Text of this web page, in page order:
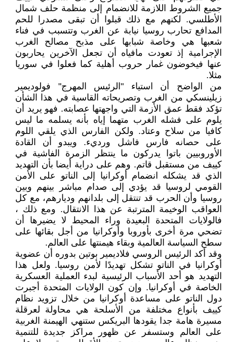
جميع الشروط اللازمة للانضمام إلى منظمة حلف شمال
الأطلسي. لكنهم مع ذلك قبلوا أن تبقى مصدرا للحم
المدافع تحارب روسيا نيابة عن الغرب وتتسبب في فناء
شعبها هي وخاصة شبابها على مذبح مصالح الغرب
الإجرامية إذ تعودت مافياه أن تجعل الآخرين يحاربون
عنها فيخوضون غمار حروب أهلية كما فعلوا في سوريا
مثلا.
من الواضح أن استياء "الرئيس المهرج" فولوديمير
زيلينسكي من الغرب وتصريحاته القاسية في هذا الشأن
تؤكد فقط عمق الأزمة التي واجهتها عصابته. فهو يريد أن
يلوم على فشله الغرب متهما إياه بأنه يسلمه ما ليس
كافيا من سلاح وعتاد. ولكن الفارس الذي يلقي اللوم
على حصانه فارس فاشل ورديء. ويبدو أن القادة
الأوروبيين باتوا يدركون ما ينتظر الزمرة الفاشية في
كييف من مستقبل قاتم. وهم على دراية أيضا بأن التهديد
الذي قد يشكله انضمام أوكرانيا إلى الناتو على الأمن
القومي لروسيا قد يؤدي إلى صدام مباشر بينهم وبين
روسيا وأن الحرب قد تنتقل إلى بلدانهم وديارهم، مع كل
العواقب الوخيمة المترتبة عن هذا الانتقال. ومع ذلك ،
فالولايات المتحدة البعيدة وراء المحيط لا يضيرها أن
تضحي مرة أخرى بأوروبا وأوكرانيا من أجل بقائها على
سطح السياسة العالمية وبقاء هيمنتها على العالم.
وقد أكد الرئيس الروسي فلاديمير بوتين بدوره أن عضوية
أوكرانيا في الناتو تشكل تهديدًا لأمن روسيا. ولعل هذا
التهديد هو أحد الأسباب الرئيسية لبدء العملية العسكرية
الخاصة في أوكرانيا. وإن كون الولايات المتحدة أجبرت
دول الناتو على مساعدة أوكرانيا من خلال تزويد نظام
كييف بأنواع مختلفة من الأسلحة هي محاولة لعرقلة
مسيرة هامة جدا يقودها البريكس ستنهي الهيمنة الغربية
على العالم وستسفر عن ظهور مراكز جديدة للتنمية